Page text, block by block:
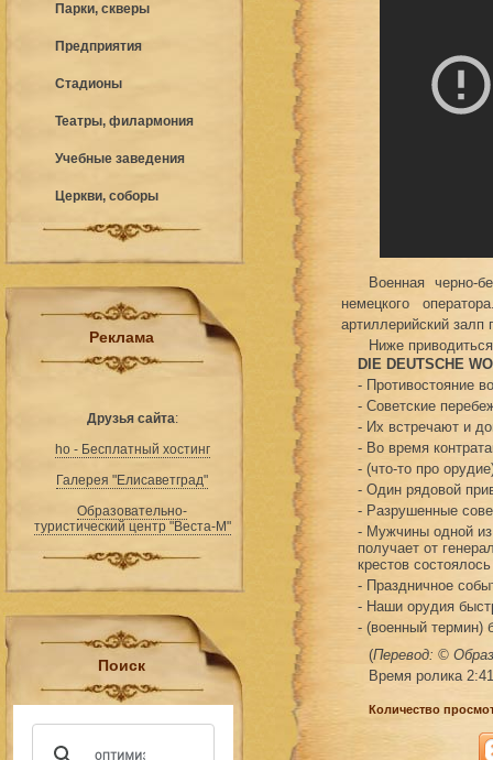
Парки, скверы
Предприятия
Стадионы
Театры, филармония
Учебные заведения
Церкви, соборы
Реклама
Друзья сайта:
ho - Бесплатный хостинг
Галерея "Елисаветград"
Образовательно-
туристический центр "Веста-М"
Поиск
Военная черно-
немецкого
артиллерийский залп
Ниже
DIE DEUTSCHE
- Противостояние
- Советские
- Их встречают и
- Во время
- (что-то про
- Один рядовой
- Разрушенные
- Мужчины одной
получает от
крестов
- Праздничное
- Наши орудия
- (военный термин)
(Перевод: ©
Время ролика
Количество